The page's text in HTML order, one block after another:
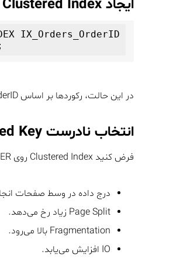
ایجاد Clustered Index
IX_Orders_OrderID
در این حالت، رکوردها بر اساس OrderID مرتب می‌شوند.
انتخاب نادرست Clustered Key چه پیامدی دارد؟
فرض کنید Clustered Index روی UNIQUEIDENTIFIER تصادفی ایجاد شود:
درج داده در وسط صفحات
Page Split زیاد رخ می‌دهد.
Fragmentation بالا می‌رود.
IO افزایش می‌یابد.